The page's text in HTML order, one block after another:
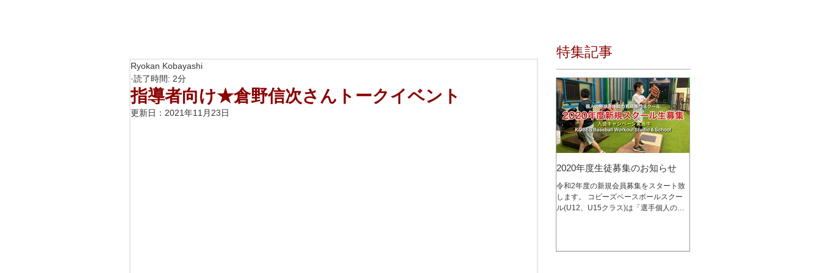
指導者向け★倉野信次さんトークイベント
Ryokan Kobayashi
読了時間: 2分
更新日： 2021年11月23日
特集記事
2020年度生徒募集のお知らせ
令和2年度の新規会員募集をスタート致
します。 コビーズベースボールスクー
ル(U12、U15クラス)は「選手個人の成
を行って参りました。 レッスン内容は